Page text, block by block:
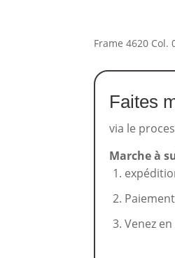
Frame 4620 Col.
Faites
via le
Marche à
Venez